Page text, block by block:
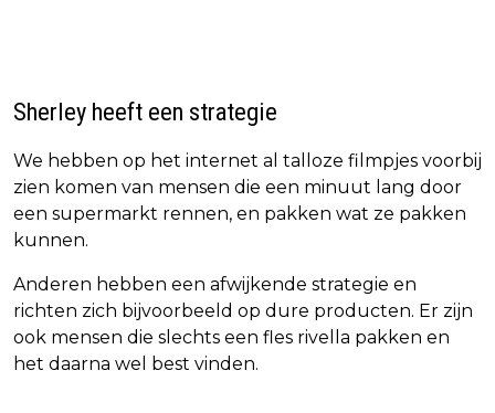
Sherley heeft een strategie
We hebben op het internet al talloze filmpjes voorbij
zien komen van mensen die een minuut lang door
een supermarkt rennen, en pakken wat ze pakken
kunnen.
Anderen hebben een afwijkende strategie en
richten zich bijvoorbeeld op dure producten. Er zijn
ook mensen die slechts een fles rivella pakken en
het daarna wel best vinden.